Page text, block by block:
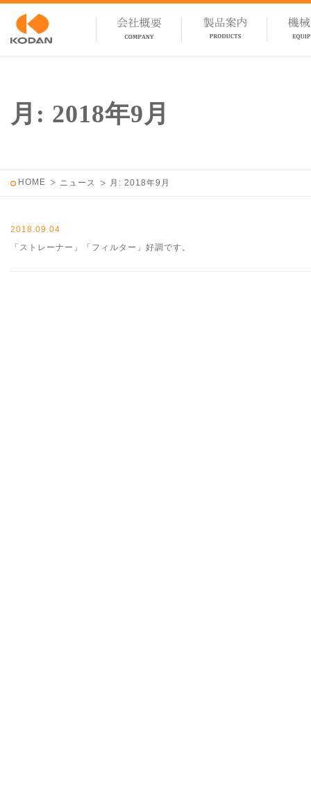
月: 2018年9月
HOME ニュース 月: 2018年9月
2018.09.04
「ストレーナー」「フィルター」好調です。